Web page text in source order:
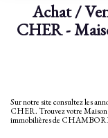
Sélectionnez...
Type de bien
Achat /
CHER -
Sur notre site consultez les
CHER. Trouvez votre
immobilières de